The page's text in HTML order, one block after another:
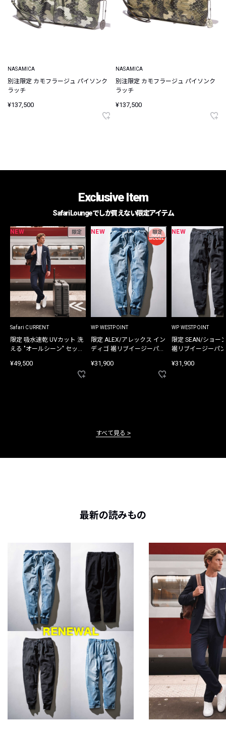
NASAMICA
別注限定 カモフラージュ パイソンク
ラッチ
¥137,500
NASAMICA
別注限定 カモフラージュ パイソンク
ラッチ
¥137,500
Exclusive Item
Safari Loungeでしか買えない限定アイテム
NEW 限定
Safari CURRENT
限定 吸水速乾 UVカット 洗
える "オールシーン" セット
¥49,500
NEW 限定
WP WESTPOINT
限定 ALEX/アレックス イン
ディゴ 裾リブイージーパン
¥31,900
NEW
WP WESTPOINT
限定 SEAN/ショー
裾リブイージーパ
¥31,900
すべて見る
最新の読みもの